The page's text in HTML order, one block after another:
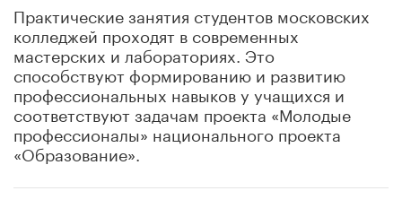
Практические занятия студентов московских
колледжей проходят в современных
мастерских и лабораториях. Это
способствуют формированию и развитию
профессиональных навыков у учащихся и
соответствуют задачам проекта «Молодые
профессионалы» национального проекта
«Образование».